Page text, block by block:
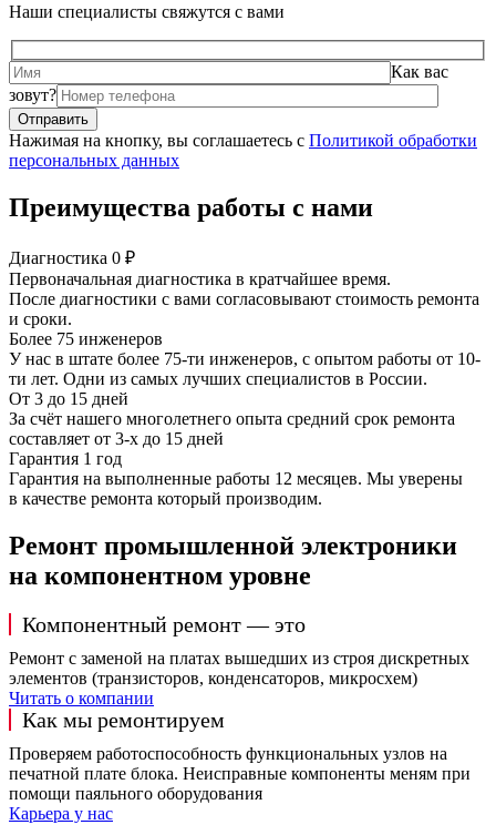
Наши специалисты свяжутся с вами
Как вас
зовут?
Нажимая на кнопку, вы соглашаетесь с Политикой обработки
персональных данных
Преимущества работы с нами
Диагностика 0 ₽
Первоначальная диагностика в кратчайшее время.
После диагностики с вами согласовывают стоимость ремонта
и сроки.
Более 75 инженеров
У нас в штате более 75-ти инженеров, с опытом работы от 10-
ти лет. Одни из самых лучших специалистов в России.
От 3 до 15 дней
За счёт нашего многолетнего опыта средний срок ремонта
составляет от 3-х до 15 дней
Гарантия 1 год
Гарантия на выполненные работы 12 месяцев. Мы уверены
в качестве ремонта который производим.
Ремонт промышленной электроники
на компонентном уровне
Компонентный ремонт — это
Ремонт с заменой на платах вышедших из строя дискретных
элементов (транзисторов, конденсаторов, микросхем)
Читать о компании
Как мы ремонтируем
Проверяем работоспособность функциональных узлов на
печатной плате блока. Неисправные компоненты меням при
помощи паяльного оборудования
Карьера у нас